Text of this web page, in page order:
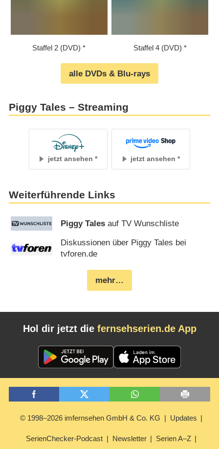
Staffel 2 (DVD) Staffel 4 (DVD)
alle DVDs & Blu-rays
Piggy Tales – Streaming
jetzt ansehen jetzt ansehen
Weiterführende Links
Piggy Tales auf TV Wunschliste
Diskussionen über Piggy Tales bei
tvforen.de
mehr…
Hol dir jetzt die fernsehserien.de App
© 1998–2026 imfernsehen GmbH & Co. KG Updates
SerienChecker-Podcast Newsletter Serien A–Z